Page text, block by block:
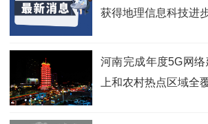
获得地理信息科技进
河南完成年度5G网
上和农村热点区域全